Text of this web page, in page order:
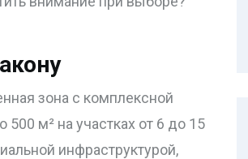
зона с комплексной
м² на участках от 6 до 15
инфраструктурой,